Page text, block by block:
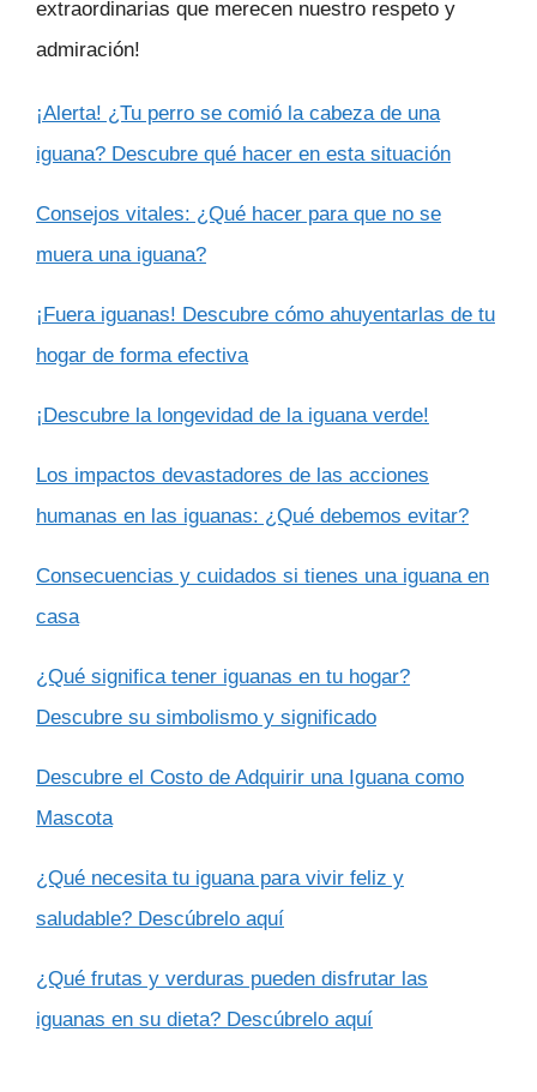
extraordinarias que merecen nuestro respeto y
admiración!
¡Alerta! ¿Tu perro se comió la cabeza de una
iguana? Descubre qué hacer en esta situación
Consejos vitales: ¿Qué hacer para que no se
muera una iguana?
¡Fuera iguanas! Descubre cómo ahuyentarlas de tu
hogar de forma efectiva
¡Descubre la longevidad de la iguana verde!
Los impactos devastadores de las acciones
humanas en las iguanas: ¿Qué debemos evitar?
Consecuencias y cuidados si tienes una iguana en
casa
¿Qué significa tener iguanas en tu hogar?
Descubre su simbolismo y significado
Descubre el Costo de Adquirir una Iguana como
Mascota
¿Qué necesita tu iguana para vivir feliz y
saludable? Descúbrelo aquí
¿Qué frutas y verduras pueden disfrutar las
iguanas en su dieta? Descúbrelo aquí